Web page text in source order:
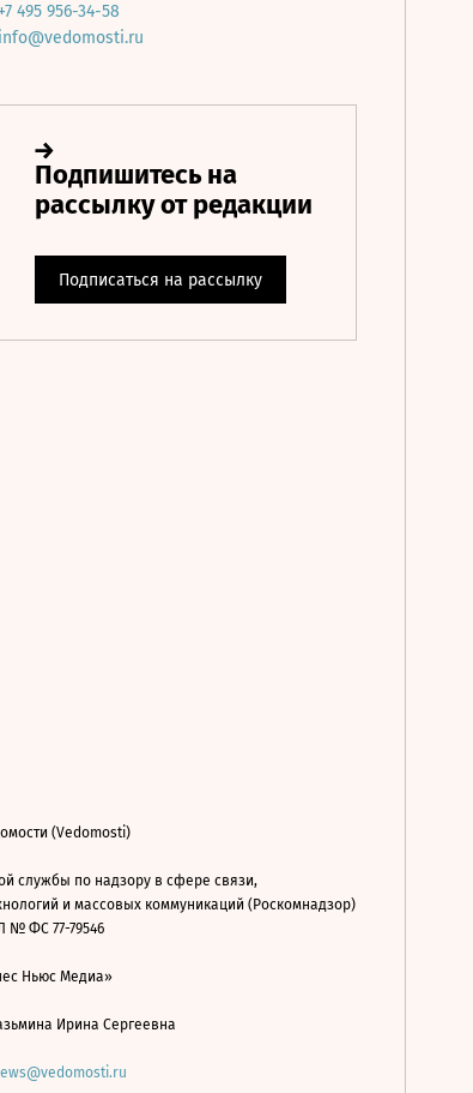
+7 495 956-34-58
info@vedomosti.ru
(Vedomosti)
службы по надзору в сфере связи,
и массовых коммуникаций (Роскомнадзор)
№ ФС 77-79546
Ньюс Медиа»
Ирина Сергеевна